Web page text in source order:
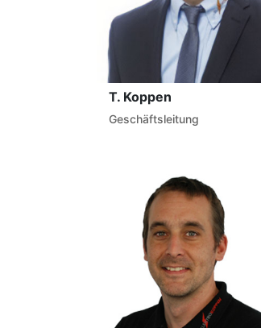
T. Koppen
Geschäftsleitung